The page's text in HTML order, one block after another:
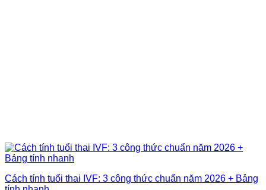
Cách tính tuổi thai IVF: 3 công thức chuẩn năm 2026 + Bảng